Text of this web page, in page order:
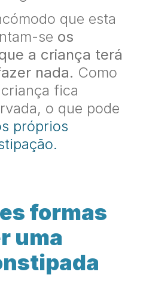
que esta
se os
a criança terá
nada. Como
fica
o que pode
próprios
formas
uma